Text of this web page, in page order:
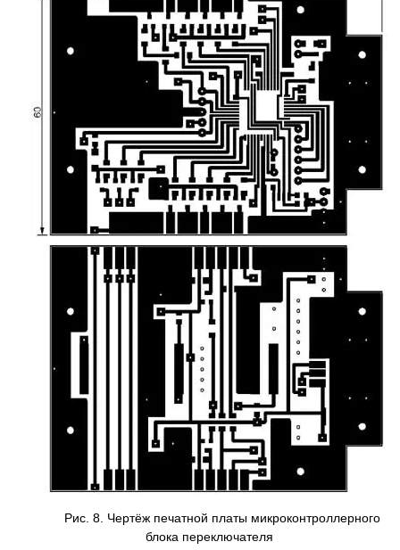
Рис. 8. Чертёж печатной платы микроконтроллерного
блока переключателя